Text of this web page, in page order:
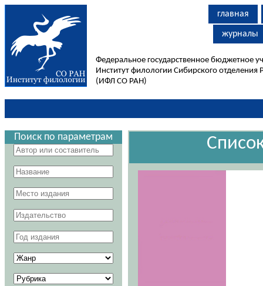
главная
журналы
Федеральное государственное бюджетное
Институт филологии Сибирского отделения
(ИФЛ СО РАН)
Поиск по параметрам